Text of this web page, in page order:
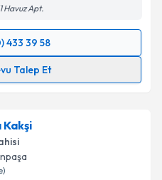
Gönder
Havuz Apt.
433 39 58
Talep Et
posta ile bilgilendireceğiz.